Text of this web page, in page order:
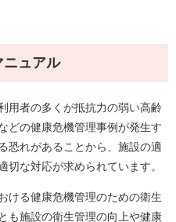
ニュアル
用者の多くが抵抗力の弱い高齢
どの健康危機管理事例が発生す
恐れがあることから、施設の適
な対応が求められています。
ける健康危機管理のための衛生
も施設の衛生管理の向上や健康